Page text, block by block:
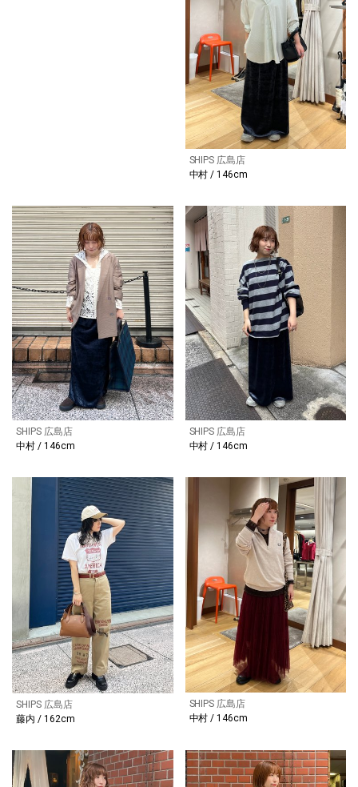
SHIPS 広島店
中村 / 146cm
SHIPS 広島店
中村 / 146cm
SHIPS 広島店
中村 / 146cm
SHIPS 広島店
藤内 / 162cm
SHIPS 広島店
中村 / 146cm